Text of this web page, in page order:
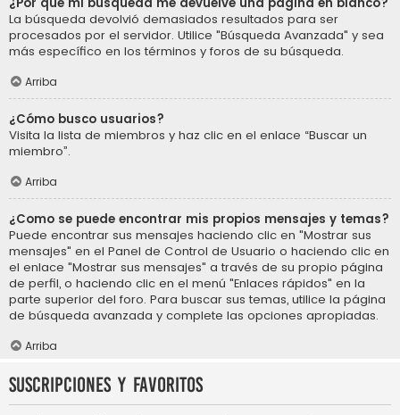
¿Por qué mi búsqueda me devuelve una página en blanco?
La búsqueda devolvió demasiados resultados para ser
procesados por el servidor. Utilice "Búsqueda Avanzada" y sea
más específico en los términos y foros de su búsqueda.
Arriba
¿Cómo busco usuarios?
Visita la lista de miembros y haz clic en el enlace “Buscar un
miembro”.
Arriba
¿Como se puede encontrar mis propios mensajes y temas?
Puede encontrar sus mensajes haciendo clic en "Mostrar sus
mensajes" en el Panel de Control de Usuario o haciendo clic en
el enlace "Mostrar sus mensajes" a través de su propio página
de perfil, o haciendo clic en el menú "Enlaces rápidos" en la
parte superior del foro. Para buscar sus temas, utilice la página
de búsqueda avanzada y complete las opciones apropiadas.
Arriba
Suscripciones y Favoritos